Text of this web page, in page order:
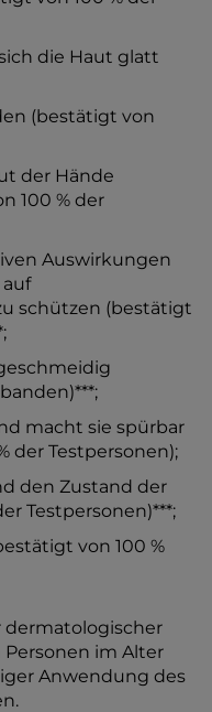
die Haut glatt
(bestätigt von
der Hände
100 % der
Auswirkungen
schützen (bestätigt
macht sie spürbar
der Testpersonen);
den Zustand der
Testpersonen)***;
von 100 %
dermatologischer
Personen im Alter
Anwendung des